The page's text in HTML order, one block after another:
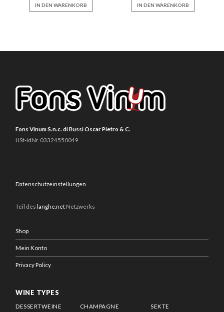
IN DEN WARENKORB IN DEN WARENKORB
Fons Vinum S.n.c. di Bussi Oscar Pietro & C.
USt-IdNr. 03324550049
Datenschutzeinstellungen
Teil deslanghe.net Netzwerks
Shop
Mein Konto
Privacy Policy
WINE TYPES
DESSERTWEINE CHAMPAGNE SEKTE